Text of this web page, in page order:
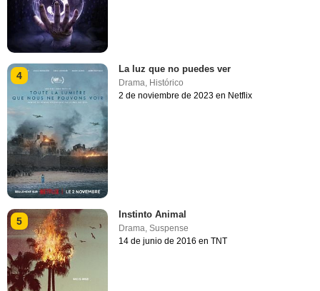
4
La luz que no puedes ver
Drama, Histórico
2 de noviembre de 2023 en Netflix
5
Instinto Animal
Drama ,Suspense
14 de junio de 2016 en TNT